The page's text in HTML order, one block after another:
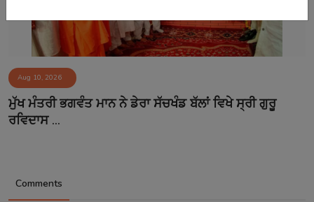
Aug 10, 2026
ਮੁੱਖ ਮੰਤਰੀ ਭਗਵੰਤ ਮਾਨ ਨੇ ਡੇਰਾ ਸੱਚਖੰਡ ਬੱਲਾਂ ਵਿਖੇ ਸ੍ਰੀ ਗੁਰੂ
ਰਵਿਦਾਸ ...
Comments